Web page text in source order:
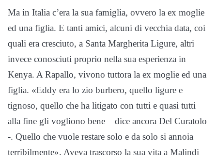
Ma in Italia c’era la sua famiglia, ovvero la ex moglie
ed una figlia. E tanti amici, alcuni di vecchia data, coi
quali era cresciuto, a Santa Margherita Ligure, altri
invece conosciuti proprio nella sua esperienza in
Kenya. A Rapallo, vivono tuttora la ex moglie ed una
figlia. «Eddy era lo zio burbero, quello ligure e
tignoso, quello che ha litigato con tutti e quasi tutti
alla fine gli vogliono bene – dice ancora Del Curatolo
-. Quello che vuole restare solo e da solo si annoia
terribilmente». Aveva trascorso la sua vita a Malindi